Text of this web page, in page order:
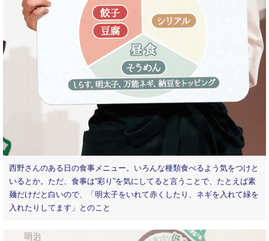
西野さんのある日の食事メニュー。いろんな種類食べるよう気をつけと
いるとか。ただ、食事は“彩り”を気にしてると言うことで、たとえば素
麺だけだと白いので、「明太子をいれて赤くしたり、ネギを入れて緑を
入れたりしてます」とのこと